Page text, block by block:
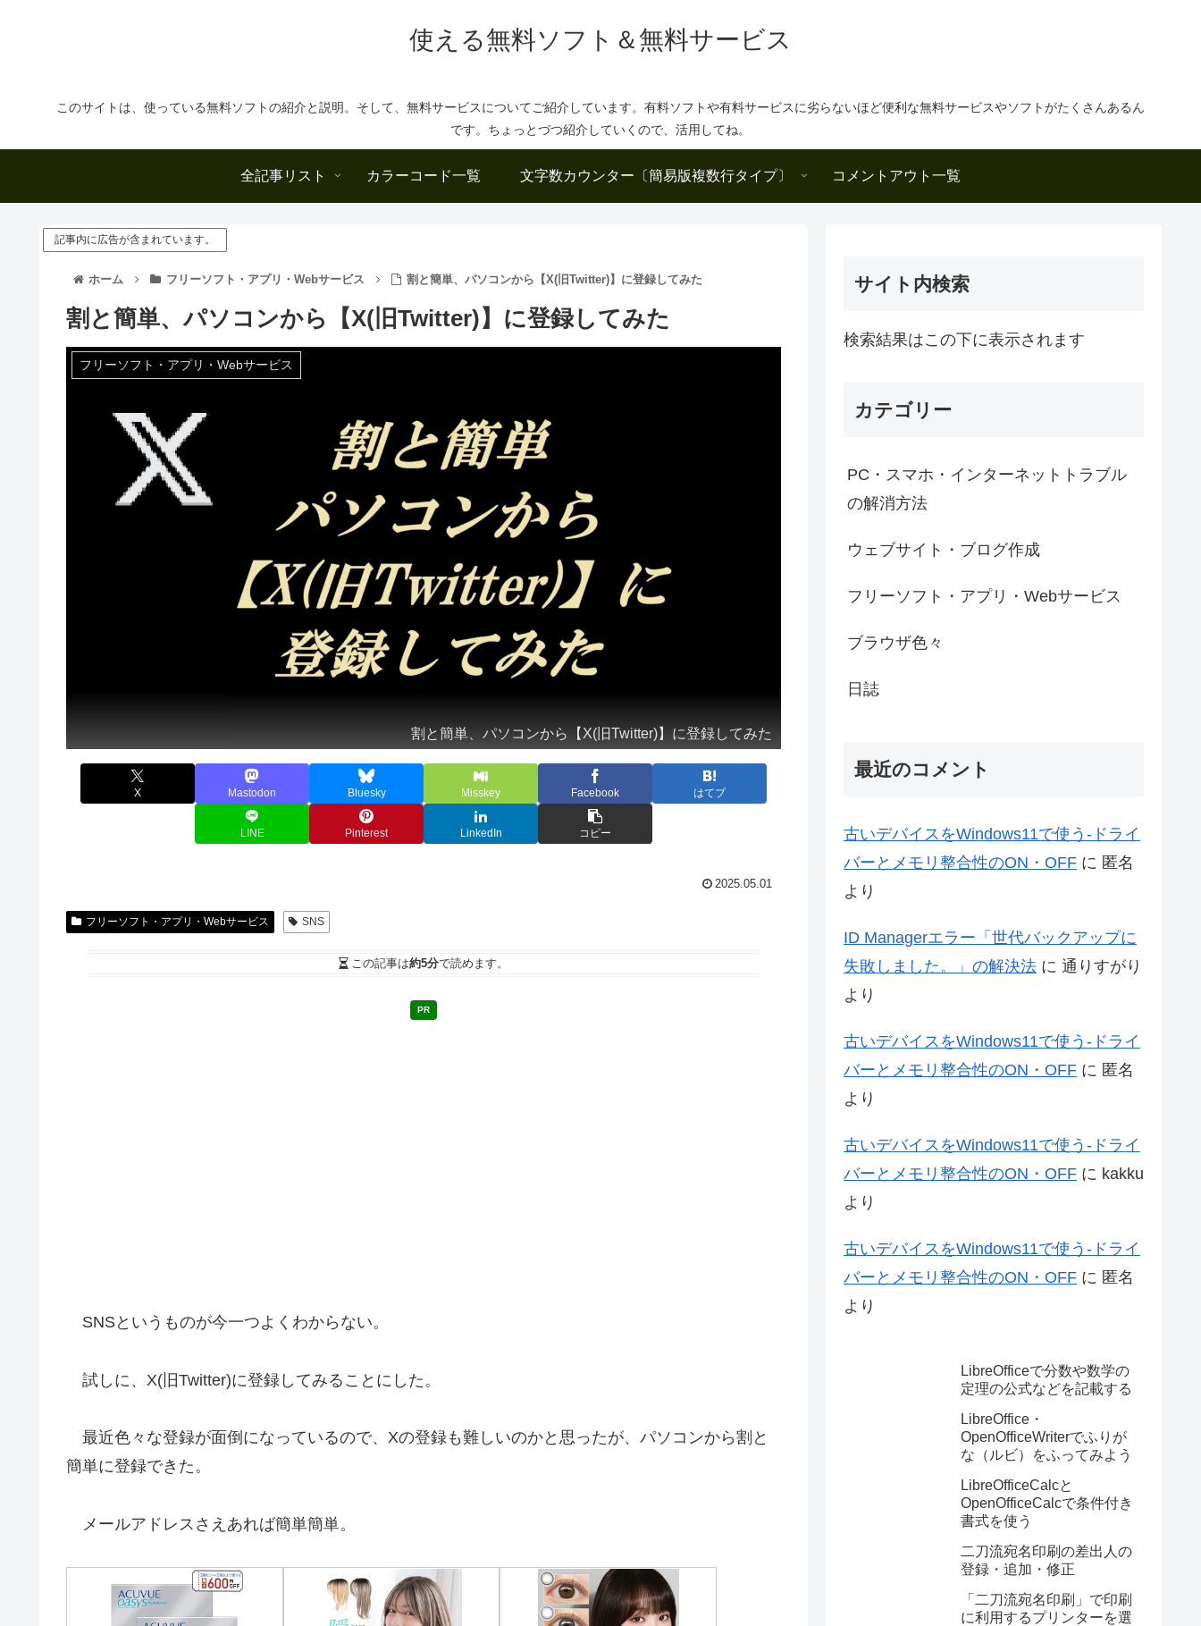
使える無料ソフト＆無料サービス
このサイトは、使っている無料ソフトの紹介と説明。そして、無料サービスについてご紹介しています。有料ソフトや有料サービスに劣らないほど便利な無料サービスやソフトがたくさんあるん
です。ちょっとづつ紹介していくので、活用してね。
全記事リスト カラーコード一覧 文字数カウンター〔簡易版複数行タイプ〕 コメントアウト一覧
記事内に広告が含まれています。
ホーム フリーソフト・アプリ・Webサービス 割と簡単、パソコンから【X(旧Twitter)】に登録してみた
割と簡単、パソコンから【X(旧Twitter)】に登録してみた
フリーソフト・アプリ・Webサービス
割と簡単、パソコンから【X(旧Twitter)】に登録してみた
X Mastodon Bluesky Misskey Facebook はてブ
LINE Pinterest LinkedIn コピー
2025.05.01
フリーソフト・アプリ・Webサービス SNS
この記事は約5分で読めます。
PR
SNSというものが今一つよくわからない。
試しに、X(旧Twitter)に登録してみることにした。
最近色々な登録が面倒になっているので、Xの登録も難しいのかと思ったが、パソコンから割と
簡単に登録できた。
メールアドレスさえあれば簡単簡単。
サイト内検索
検索結果はこの下に表示されます
カテゴリー
PC・スマホ・インターネットトラブル
の解消方法
ウェブサイト・ブログ作成
フリーソフト・アプリ・Webサービス
ブラウザ色々
日誌
最近のコメント
古いデバイスをWindows11で使う-ドライ
バーとメモリ整合性のON・OFF に 匿名
より
ID Managerエラー「世代バックアップに
失敗しました。」の解決法 に 通りすがり
より
古いデバイスをWindows11で使う-ドライ
バーとメモリ整合性のON・OFF に 匿名
より
古いデバイスをWindows11で使う-ドライ
バーとメモリ整合性のON・OFF に kakku
より
古いデバイスをWindows11で使う-ドライ
バーとメモリ整合性のON・OFF に 匿名
より
LibreOfficeで分数や数学の
定理の公式などを記載する
LibreOffice・
OpenOfficeWriterでふりが
な（ルビ）をふってみよう
LibreOfficeCalcと
OpenOfficeCalcで条件付き
書式を使う
二刀流宛名印刷の差出人の
登録・追加・修正
「二刀流宛名印刷」で印刷
に利用するプリンターを選